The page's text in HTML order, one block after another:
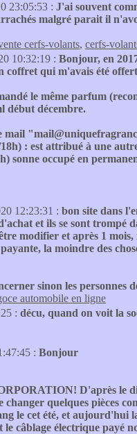
23:05:53 : J'ai souvent
malgré parait il
cerfs-volants, cerfs-
10:32:19 : Bonjour, en
coffret qui m'avais été
le même parfum
début décembre.
mail
: est attribué à une
sonne occupé en
12:23:31 : bon site dans
et ils se sont trompé
modifier et après 1
la moindre des
sinon les personnes
automobile en ligne
: décu, quand on voit la
: Bonjour
D'après le
quelques pièces
le cet été, et aujourd'hui
câblage électrique payé